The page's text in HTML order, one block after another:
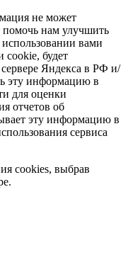
не может
помочь нам улучшить
вами
cookie, будет
сервере Яндекса в РФ и/
эту информацию в
для оценки
отчетов об
эту информацию в
сервиса
cookies, выбрав